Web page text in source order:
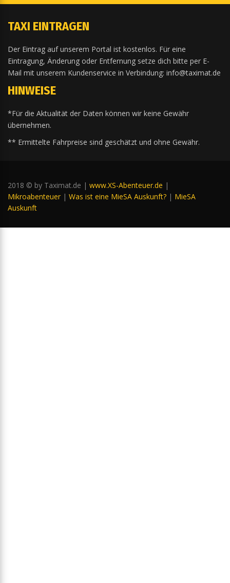
TAXI EINTRAGEN
Der Eintrag auf unserem Portal ist kostenlos. Für eine
Eintragung, Änderung oder Entfernung setze dich bitte per E-
Mail mit unserem Kundenservice in Verbindung: info@taximat.de
HINWEISE
*Für die Aktualität der Daten können wir keine Gewähr
übernehmen.
** Ermittelte Fahrpreise sind geschätzt und ohne Gewähr.
2018 © by Taximat.de | www.XS-Abenteuer.de |
Mikroabenteuer | Was ist eine MieSA Auskunft? | MieSA
Auskunft